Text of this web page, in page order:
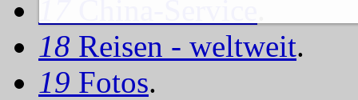
18 Reisen - weltweit.
19 Fotos.